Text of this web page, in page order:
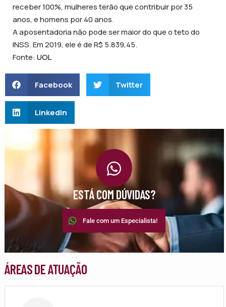
receber 100%, mulheres terão que contribuir por 35
anos, e homens por 40 anos.
A aposentadoria não pode ser maior do que o teto do
INSS. Em 2019, ele é de R$ 5.839,45.
Fonte:UOL
Facebook Twitter
LinkedIn
ESTÁ COM DÚVIDAS?
Fale com um Especialista!
ÁREAS DE ATUAÇÃO